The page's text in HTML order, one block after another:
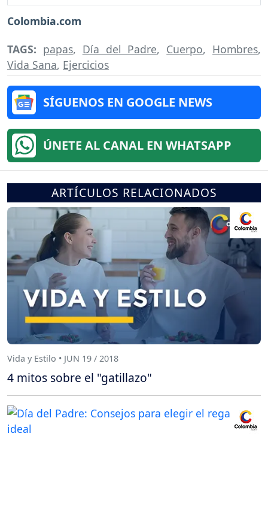
Colombia.com
TAGS: papas, Día del Padre, Cuerpo, Hombres,
Vida Sana, Ejercicios
SÍGUENOS EN GOOGLE NEWS
ÚNETE AL CANAL EN WHATSAPP
ARTÍCULOS RELACIONADOS
Vida y Estilo • JUN 19 / 2018
4 mitos sobre el "gatillazo"